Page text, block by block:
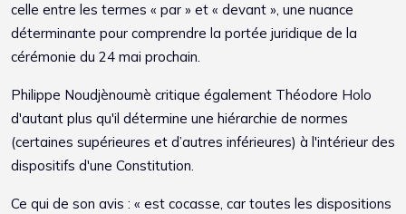
celle entre les termes « par » et « devant », une nuance
déterminante pour comprendre la portée juridique de la
cérémonie du 24 mai prochain.
Philippe Noudjènoumè critique également Théodore Holo
d'autant plus qu'il détermine une hiérarchie de normes
(certaines supérieures et d’autres inférieures) à l'intérieur des
dispositifs d'une Constitution.
Ce qui de son avis : « est cocasse, car toutes les dispositions